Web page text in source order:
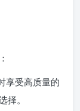
享受高质量的
择。